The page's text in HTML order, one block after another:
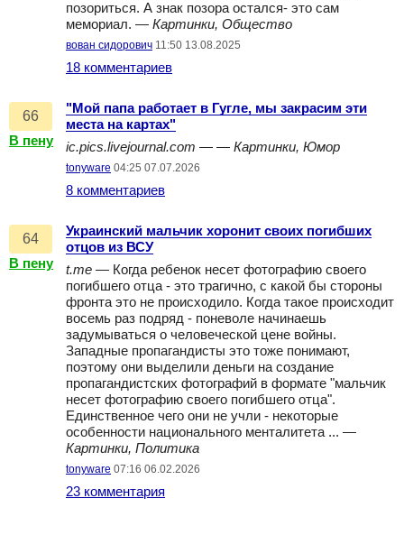
позориться. А знак позора остался- это сам
мемориал. — Картинки, Общество
вован сидорович 11:50 13.08.2025
18 комментариев
66
В пену
"Мой папа работает в Гугле, мы закрасим эти
места на картах"
ic.pics.livejournal.com — — Картинки, Юмор
tonyware 04:25 07.07.2026
8 комментариев
64
В пену
Украинский мальчик хоронит своих погибших
отцов из ВСУ
t.me — Когда ребенок несет фотографию своего
погибшего отца - это трагично, с какой бы стороны
фронта это не происходило. Когда такое происходит
восемь раз подряд - поневоле начинаешь
задумываться о человеческой цене войны.
Западные пропагандисты это тоже понимают,
поэтому они выделили деньги на создание
пропагандистских фотографий в формате "мальчик
несет фотографию своего погибшего отца".
Единственное чего они не учли - некоторые
особенности национального менталитета ... —
Картинки, Политика
tonyware 07:16 06.02.2026
23 комментария